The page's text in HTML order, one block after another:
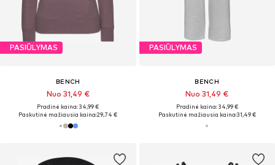
PASIŪLYMAS
BENCH
Nuo 31,49 €
Pradinė kaina: 34,99 €
Paskutinė mažiausia kaina:29,74 €
PASIŪLYMAS
BENCH
Nuo 31,49 €
Pradinė kaina: 34,99 €
Paskutinė mažiausia kaina:31,49 €